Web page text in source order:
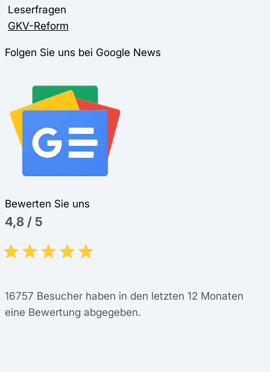
Leserfragen
GKV-Reform
Folgen Sie uns bei Google News
Bewerten Sie uns
4,8 / 5
16757 Besucher haben in den letzten 12 Monaten
eine Bewertung abgegeben.